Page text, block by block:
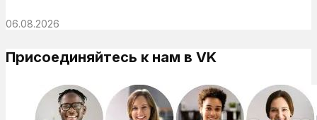
06.08.2026
Присоединяйтесь к нам в VK